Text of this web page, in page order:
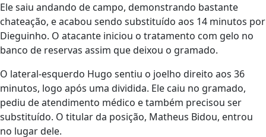
Ele saiu andando de campo, demonstrando bastante
chateação, e acabou sendo substituído aos 14 minutos por
Dieguinho. O atacante iniciou o tratamento com gelo no
banco de reservas assim que deixou o gramado.
O lateral-esquerdo Hugo sentiu o joelho direito aos 36
minutos, logo após uma dividida. Ele caiu no gramado,
pediu de atendimento médico e também precisou ser
substituído. O titular da posição, Matheus Bidou, entrou
no lugar dele.